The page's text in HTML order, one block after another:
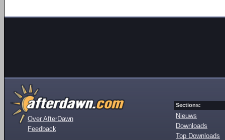
Over AfterDawn
Feedback
Sections:
Nieuws
Downloads
Top Downloads